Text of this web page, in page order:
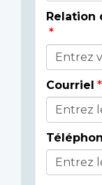
Relation
Courriel